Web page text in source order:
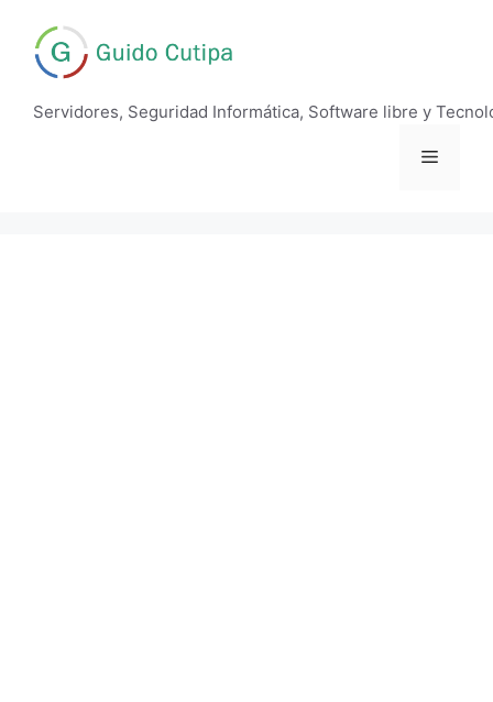
content
Servidores, Seguridad Informática, Software libre y
Menu